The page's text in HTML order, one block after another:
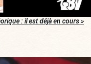
: il est déjà en cours »